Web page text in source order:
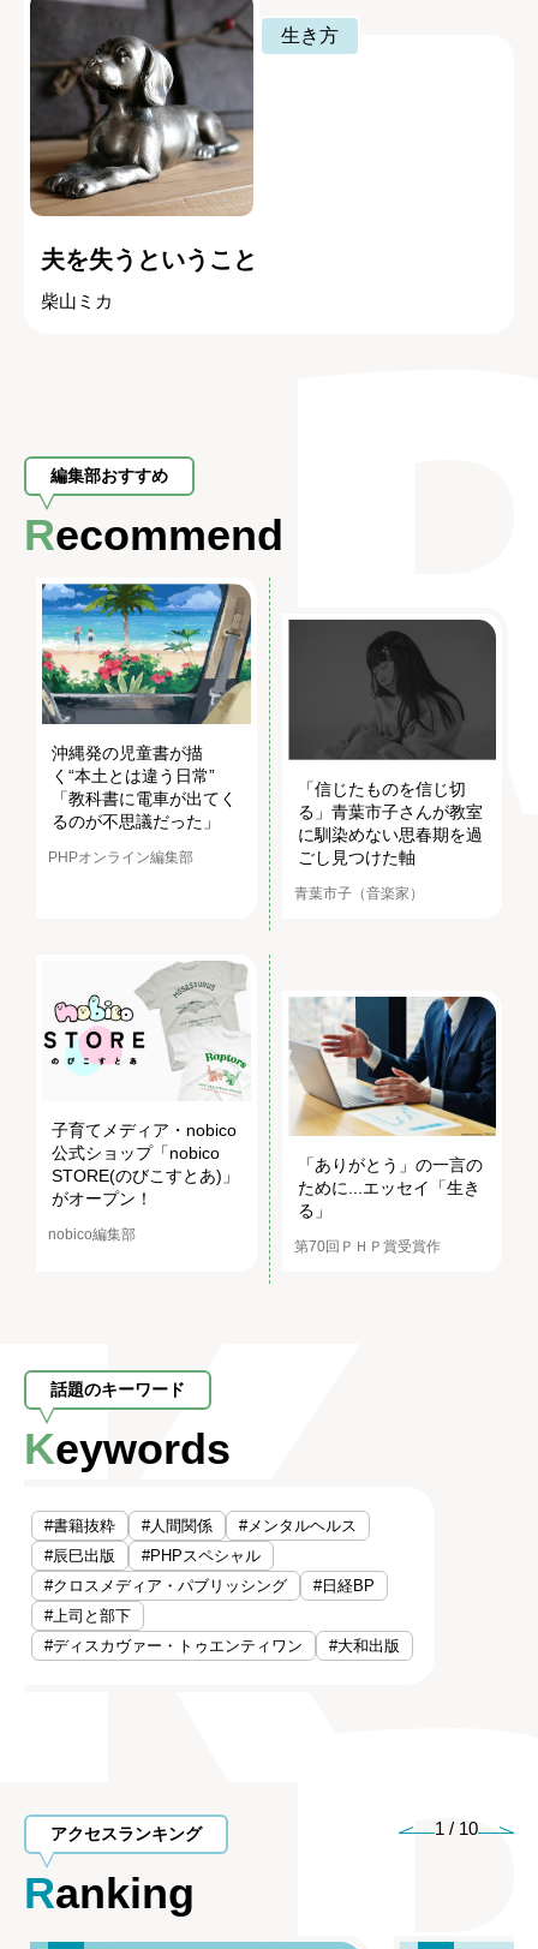
生き方
夫を失うということ
柴山ミカ
編集部おすすめ
Recommend
沖縄発の児童書が描
く“本土とは違う日常”
「教科書に電車が出てく
るのが不思議だった」
PHPオンライン編集部
「信じたものを信じ切
る」青葉市子さんが教室
に馴染めない思春期を過
ごし見つけた軸
青葉市子（音楽家）
子育てメディア・nobico
公式ショップ「nobico
STORE(のびこすとあ)」
がオープン！
nobico編集部
「ありがとう」の一言の
ために...エッセイ「生き
る」
第70回ＰＨＰ賞受賞作
話題のキーワード
Keywords
#書籍抜粋 #人間関係
#メンタルヘルス
#辰巳出版
#PHPスペシャル
#クロスメディア・パブリッシング
#日経BP
#上司と部下
#ディスカヴァー・トゥエンティワン
#大和出版
アクセスランキング
Ranking
1 / 10